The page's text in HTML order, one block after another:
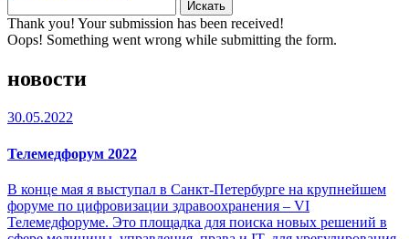
Thank you! Your submission has been received!
Oops! Something went wrong while submitting the form.
новости
30.05.2022
Телемедфорум 2022
В конце мая я выступал в Санкт-Петербурге на крупнейшем
форуме по цифровизации здравоохранения – VI
Телемедфоруме. Это площадка для поиска новых решений в